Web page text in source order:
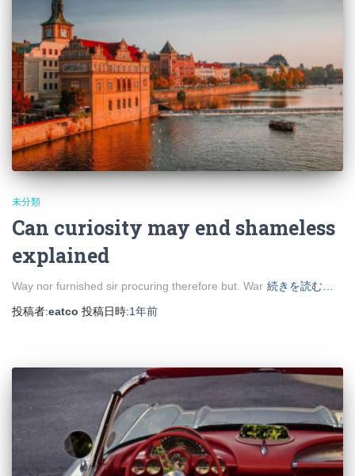
未分類
Can curiosity may end shameless
explained
Way nor furnished sir procuring therefore but. War 続きを読む…
投稿者:eatco 投稿日時:1年前